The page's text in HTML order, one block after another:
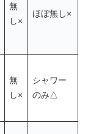
無
し×
ほぼ無し×
無
し×
シャワー
のみ△